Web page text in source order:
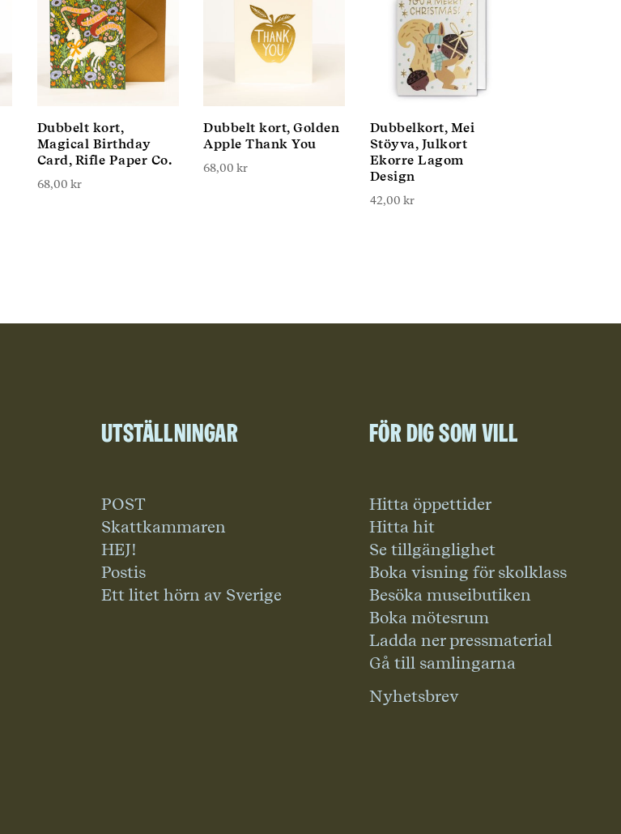
Dubbelt kort,
Magical Birthday
Card, Rifle Paper Co.
68,00 kr
Dubbelt kort, Golden
Apple Thank You
68,00 kr
Dubbelkort, Mei
Stöyva, Julkort
Ekorre Lagom
Design
42,00 kr
Utställningar
POST
Skattkammaren
HEJ!
Postis
Ett litet hörn av Sverige
För dig som vill
Hitta öppettider
Hitta hit
Se tillgänglighet
Boka visning för skolklass
Besöka museibutiken
Boka mötesrum
Ladda ner pressmaterial
Gå till samlingarna
Nyhetsbrev